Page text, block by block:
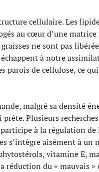
cellulaire. Les
au cœur d’une
ne sont pas
à notre
parois de cellulose, ce
malgré sa densité
prête. Plusieurs
à la régulation
s’intègre aisément à un
vitamine E,
réduction du « mauvais »